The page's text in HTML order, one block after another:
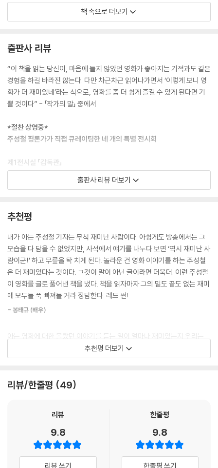
느껴지던 시절이었다. ‘다른 영화는 잘 안 봐요’라고 말하는 것이 꽤 멋져
보이던, 혹은 그것이 감독의 자존심처럼 느껴지던 때였다. 그래서 대화를
운 감독은 “예전에 [패왕별희]보다 [터미네이터 2]가 훨씬 훌륭한 영화라
고 말했다가 완전히 ‘피박’ 쓴 적 있다”는 경험담까지 들려줬다. 그래서 그
날의 좌담이 한국 영화계에 새로운 감독군(群)이 등장하고 있다는 상징적
인 만남처럼 느껴졌다.
---「봉준호」중에서
최동훈 감독은 “다들 2016년은 [곡성]의 해가 될 것이라 믿고 있다”고 했
고, 김지운 감독도 “시나리오를 봤을 때부터 ‘이건 진짜 미친 이야기’라 생
라는 제목으로 삽시간에 수십 개의 어뷰징 기사가 만들어졌다. 이후 영화
가 개봉하고 무려 2시간 36분의 상영시간 동안 ‘탁월한 과잉’으로 좋게 본
사람들이나 ‘공허한 과욕’으로 나쁘게 본 사람들이나 공통적으로 봉준호
감독이 겪은 소화불량을 호소했다. 그럼에도 가벼운 감상을 주고받는 것부
체가 의미 있는 쾌감이었다.
CGV 전도연관이 생길 때, 전도연이라는 배우의 동시대성에 대해 다음과
같이 얘기한 적 있다. “한국 영화의 지나간 100년과 다가올 새로운 100년
을 든든하게 이어줄 이름.” 실제로 이 말이 전도연관 옆에 현판처럼 붙어
있어 가문의 영광이기도 한데, 개인적으로는 한국 배우에게 했던 최고의
찬사였으며 그 생각은 지금도 변함이 없다...(중략)...변영주 감독은 전도연
이라는 배우의 위대함에 대해, 다음과 같이 근사하게 얘기했다. “전도연은
도, 그 누구라도 이 배우의 위대함을 다 표현한다는 것은 근본적으로 불가
능하다는 얘기다. 신은 원래 평가받는 존재가 아니니까.
---「전도연」중에서
“지금 이 자리에 있는 모든 부문 여성 후보들께서 저와 함께 일어서주시면
너무나 감사하겠습니다”라고 얘기했지만 다들 망설이자, 메릴 스트리프
날 거예요.” 메릴이 웃으며 일어나자 그 자리에 있던 여성 제작자, 감독, 작
가, 촬영감독, 작곡가, 디자이너가 모두 일어났다. 그 덕분에 프랜시스 맥
도먼드는 ‘인클루전 라이더’(Inclusion Rider)라는 두 단어를 힘주어 얘기
할 수 있었다. 인클루전 라이더란 영화를 제작할 때 배우와 스태프의 성적·
인종적 다양성을 일정 수준 이상으로 보장한다는 내용의 계약조항을 뜻한
책 속으로 더보기
출판사 리뷰
“이 책을 읽는 당신이, 마음에 들지 않았던 영화가 좋아지는 기적과도 같은
경험을 하길 바라진 않는다. 다만 차근차근 읽어나가면서 ‘이렇게 보니 영
화가 더 재미있네’라는 식으로, 영화를 좀 더 쉽게 즐길 수 있게 된다면 기
쁠 것이다” - 「작가의 말」 중에서
*절찬 상영중*
주성철 평론가가 직접 큐레이팅한 네 개의 특별 전시회
제1전시실 「감독관」
관객과 게임을 멈추지 않는 천재들
내면의 욕망과 끈질긴 신념으로 일구어낸 그들만의 찬란한 세계를 쫓다
전시의 시작이 「감독관」이어야 하는 이유다. 박찬욱, 봉준호, 류승완, 나홍
진, 김기영이라는 한국 영화사의 뜨거운 이름들 이후로 고레에다 히로카
즈, 요르고스 란티모스, 마틴 스코세이지, 켄 로치, 쿠엔틴 타란티노라는
세계 영화사의 한 분기가 되는 이름들이 이어진다. 이렇게 총 10명의 감독
이 내면의 욕망과 끈질긴 신념으로 일구어낸 찬란한 세계를 쫓다 보면 그
들의 세계가 실은 단 하나의 목적을 위해 달려가고 있음을 깨닫게 된다. 바
로, 끊임없이 과거의 자신과 결별하고 새로이 도약하는 것이다.
‘속죄와 믿음의 문제’라는 테마를 끈질기게 탐구해온 박찬욱, ‘한국적 현실
“인생은 언제나 조금씩 어긋난다”는 깨달음을 작품 세계로 들여온 고레에
다 히로카즈. 이들은 모두 몰두하는 테마를 끊임없이 확장시키고 변주해
자신만의 세계를 넓혀간다. ‘미친 이야기’로 영화인들의 소화불량을 일으
로치는 상상력을 넘어 생명력으로 날뛰는 영화의 현장이 어떠한 것인지 생
이지가 후배 영화인들에게 끼친 영향, ‘독보적 장르를 구축’한 류승완과 ‘장
르 탐식가’ 쿠엔틴 타란티노의 세계관 면면들도 모두 『그 영화의 뒷모습이
좋다』에 담겨 있다.
출판사 리뷰 더보기
추천평
내가 아는 주성철 기자는 무척 재미난 사람이다. 아쉽게도 방송에서는 그
모습을 다 담을 수 없었지만, 사석에서 얘기를 나누다 보면 ‘역시 재미난 사
람이군!’ 하고 무릎을 탁 치게 된다. 놀라운 건 영화 이야기를 하는 주성철
은 더 재미있다는 것이다. 그것이 말이 아닌 글이라면 더욱더. 이런 주성철
이 영화를 글로 풀어낸 책을 냈다. 책을 읽자마자 그의 밑도 끝도 없는 재미
에 모두들 푹 빠져들 거라 장담한다. 레드 썬!
- 봉태규 (배우)
아는 영화에 대한 몰랐던 이야기를 듣는 일이 얼마나 재미있는지 우리는
잘 알지. 왜냐하면 우리는 영화를 정말 좋아하는 사람들이니까! 가십을 나
누며 낄낄 대기도 하고 아무도 모르는 이야기를 나만 알고 있다며 잘난 척
치콕이 얼마나 변태였는지 다들 궁금하지? 그건 나만 알아야지. 그런데 주
이 들려주는 ‘우리는 모르는 이야기’라니! 그래서 급한 마음에 먼저 읽어봤
다가 시간 가는 줄 모르고 다 읽어버렸다. 우리가 아는 영화, 우리가 모르는
이야기 그리고 우리가 잊고 있었던 이야기까지 고맙게도 기억해주고 들춰
은 귀하다. 나는 그런 사람들이 세상을 바꾼다고 믿는다. 그러니까 이것은
추천평 더보기
리뷰/한줄평 49
리뷰
9.8
리뷰 쓰기
한줄평
9.8
한줄평 쓰기